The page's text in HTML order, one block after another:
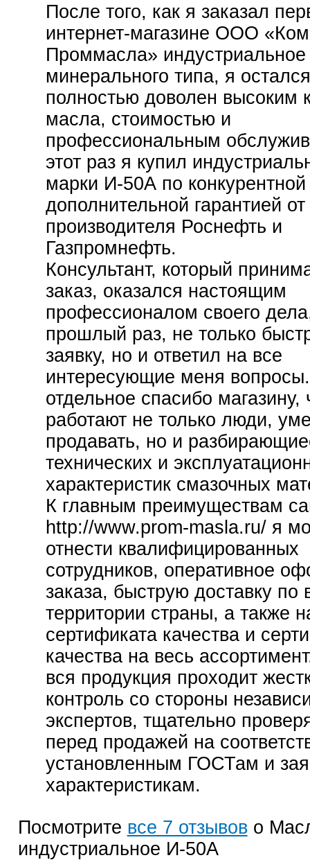
После того, как я заказал
интернет-магазине ООО
Проммасла»
минерального типа, я остался
полностью доволен высоким
масла, стоимостью и
профессиональным
этот раз я купил
марки И-50А по
дополнительной гарантией от
производителя Роснефть и
Газпромнефть.
Консультант, который
заказ, оказался настоящим
профессионалом своего
прошлый раз, не только
заявку, но и ответил на все
интересующие меня
отдельное спасибо магазину,
работают не только люди,
продавать, но и
технических и
характеристик смазочных
К главным преимуществам
http://www.prom-masla.ru/ я
отнести квалифицированных
сотрудников, оперативное
заказа, быструю доставку по
территории страны, а также
сертификата качества и
качества на весь
вся продукция проходит
контроль со стороны
экспертов, тщательно
перед продажей на
установленным ГОСТам и
характеристикам.
Посмотрите все 7 отзывово
индустриальное И-50А